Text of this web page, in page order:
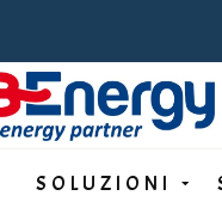
SOLUZIONI